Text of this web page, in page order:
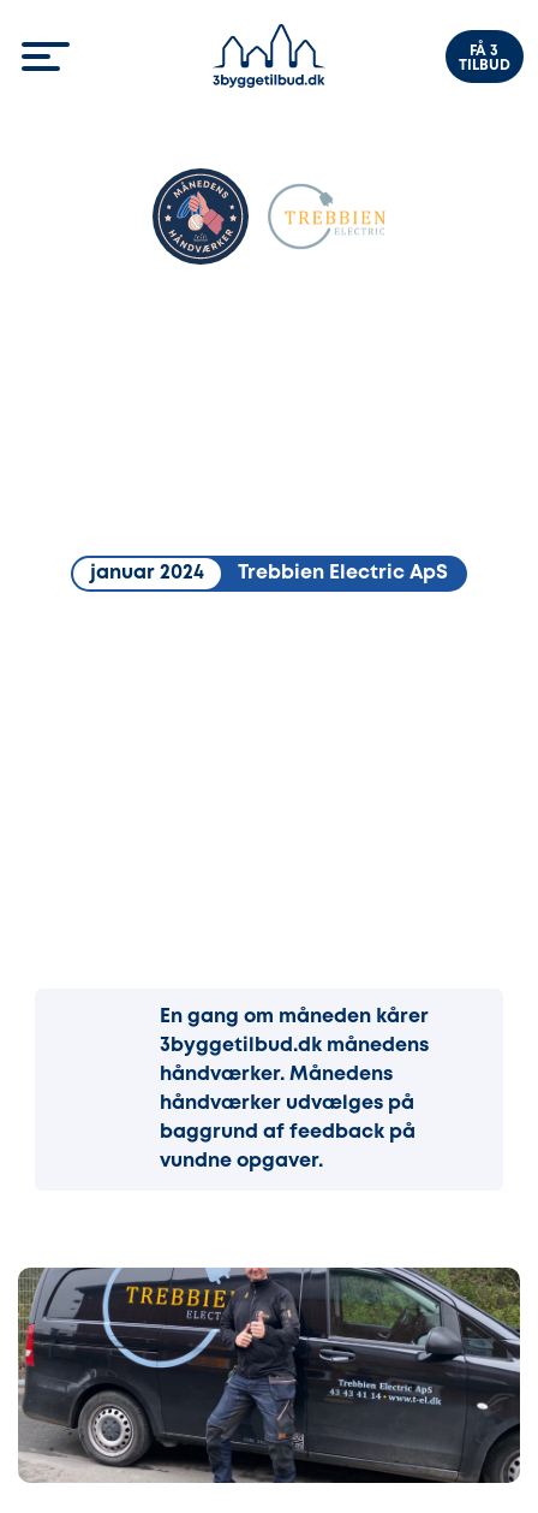
FÅ 3
TILBUD
januar 2024 Trebbien Electric ApS
En gang om måneden kårer
3byggetilbud.dk månedens
håndværker. Månedens
håndværker udvælges på
baggrund af feedback på
vundne opgaver.